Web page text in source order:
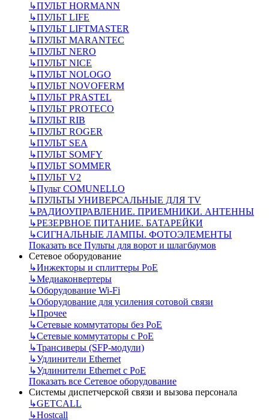
↳ПУЛЬТ HORMANN
↳ПУЛЬТ LIFE
↳ПУЛЬТ LIFTMASTER
↳ПУЛЬТ MARANTEC
↳ПУЛЬТ NERO
↳ПУЛЬТ NICE
↳ПУЛЬТ NOLOGO
↳ПУЛЬТ NOVOFERM
↳ПУЛЬТ PRASTEL
↳ПУЛЬТ PROTECO
↳ПУЛЬТ RIB
↳ПУЛЬТ ROGER
↳ПУЛЬТ SEA
↳ПУЛЬТ SOMFY
↳ПУЛЬТ SOMMER
↳ПУЛЬТ V2
↳Пульт СOMUNELLO
↳ПУЛЬТЫ УНИВЕРСАЛЬНЫЕ ДЛЯ TV
↳РАДИОУПРАВЛЕНИЕ. ПРИЕМНИКИ. АНТЕННЫ
↳РЕЗЕРВНОЕ ПИТАНИЕ. БАТАРЕЙКИ
↳СИГНАЛЬНЫЕ ЛАМПЫ. ФОТОЭЛЕМЕНТЫ
Показать все Пульты для ворот и шлагбаумов
Сетевое оборудование
↳Инжекторы и сплиттеры РоЕ
↳Медиаконвертеры
↳Оборудование Wi-Fi
↳Оборудование для усиления сотовой связи
↳Прочее
↳Сетевые коммутаторы без РоЕ
↳Сетевые коммутаторы с РоЕ
↳Трансиверы (SFP-модули)
↳Удлинители Ethernet
↳Удлинители Ethernet с PoE
Показать все Сетевое оборудование
Системы диспетчерской связи и вызова персонала
↳GETCALL
↳Hostcall